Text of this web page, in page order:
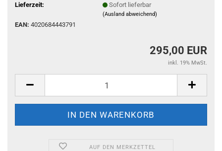
Lieferzeit:
Sofort lieferbar
(Ausland abweichend)
EAN: 4020684443791
295,00 EUR
inkl. 19% MwSt.
AUF DEN MERKZETTEL